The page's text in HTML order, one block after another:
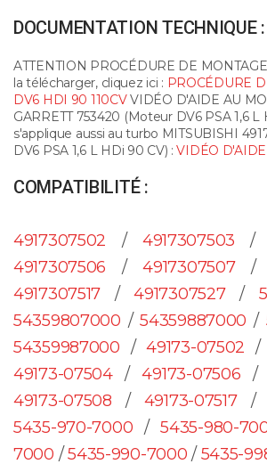
DOCUMENTATION TECHNIQUE :
ATTENTION PROCÉDURE DE
la télécharger, cliquez ici : PROCÉDURE
DV6 HDI 90 110CVVIDÉO D'AIDE AU
GARRETT 753420 (Moteur DV6 PSA 1,6 L
s'applique aussi au turbo MITSUBISHI
DV6 PSA 1,6 L HDi 90 CV) :VIDÉO
COMPATIBILITÉ :
4917307502 / 4917307503 /
4917307506 /4917307507
4917307517 /4917307527/
54359807000 /54359887000 /
54359987000 /49173-07502 /
49173-07504/49173-07506 /
49173-07508 / 49173-07517
5435-970-7000 /5435-980-
7000 /5435-990-7000 / 5435-